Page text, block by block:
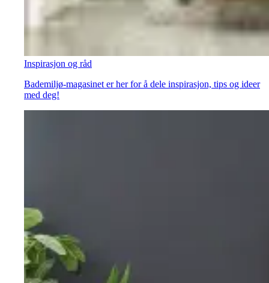
Inspirasjon og råd
Bademiljø-magasinet er her for å dele inspirasjon, tips og ideer
med deg!